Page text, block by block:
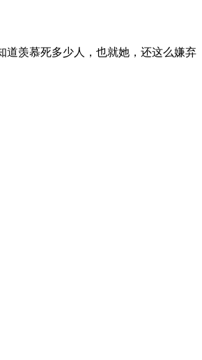
羡慕死多少人，也就她，还这么嫌弃